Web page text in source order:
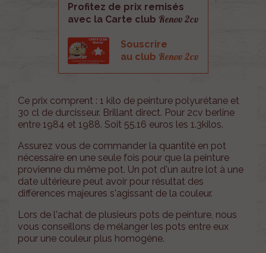
Profitez de prix remisés
avec la Carte club Renov 2cv
Souscrire
au club Renov 2cv
Ce prix comprent : 1 kilo de peinture polyurétane et
30 cl de durcisseur. Brillant direct. Pour 2cv berline
entre 1984 et 1988. Soit 55.16 euros les 1.3kilos.
Assurez vous de commander la quantité en pot
nécessaire en une seule fois pour que la peinture
provienne du même pot. Un pot d'un autre lot à une
date ultérieure peut avoir pour résultat des
différences majeures s'agissant de la couleur.
Lors de l'achat de plusieurs pots de peinture, nous
vous conseillons de mélanger les pots entre eux
pour une couleur plus homogène.